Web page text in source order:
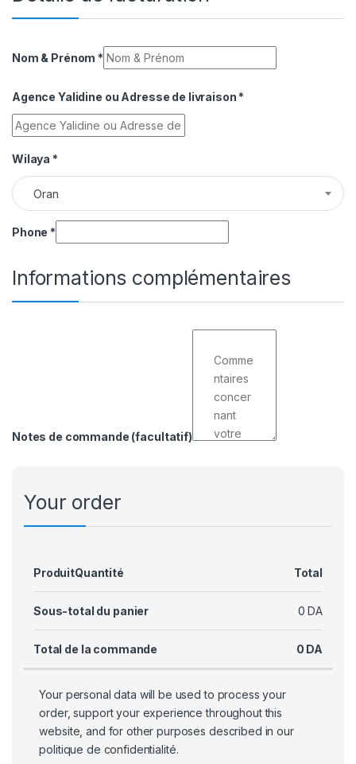
Nom & Prénom *
Agence Yalidine ou Adresse de livraison *
Wilaya *
Oran
Phone *
Informations complémentaires
Notes de commande (facultatif)
Your order
ProduitQuantité Total
Sous-total du panier 0 DA
Total de la commande 0 DA
Your personal data will be used to process your
order, support your experience throughout this
website, and for other purposes described in our
politique de confidentialité.